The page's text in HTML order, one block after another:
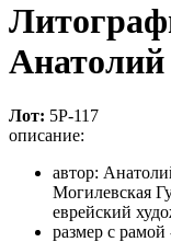
Лот: 5Р-117
описание:
автор:
Могилевская
еврейский
размер с